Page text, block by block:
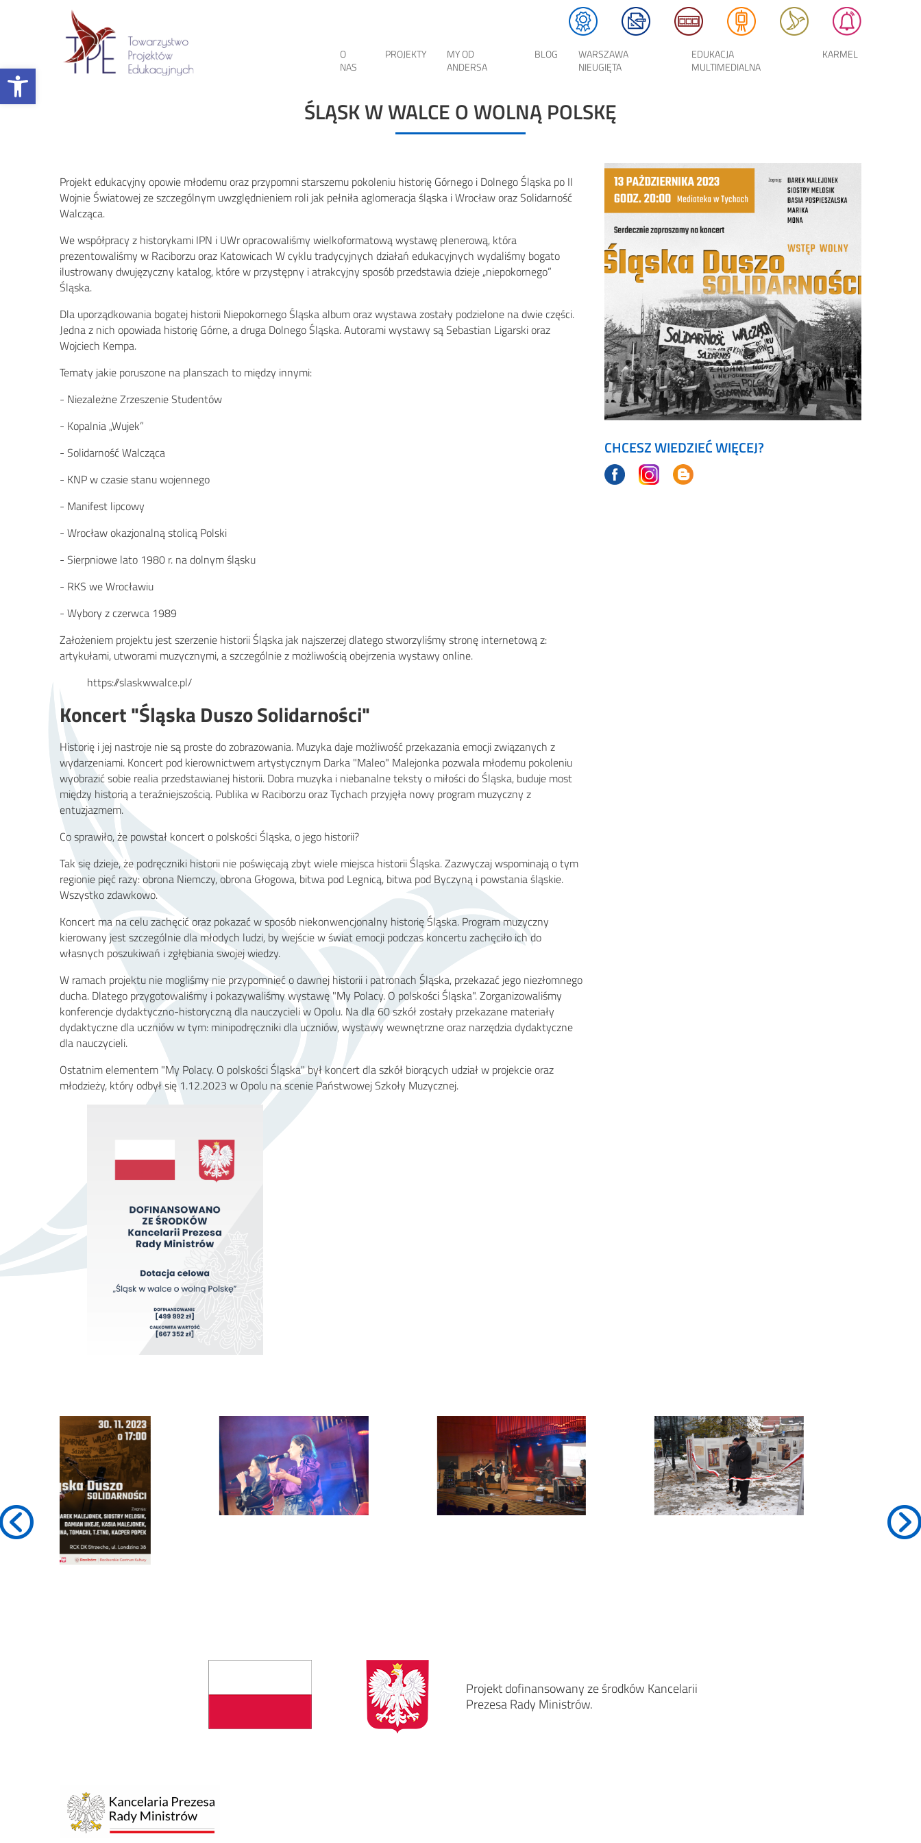
Otwórz pasek narzędzi
O
NAS
PROJEKTY
MY OD
ANDERSA
BLOG
WARSZAWA
NIEUGIĘTA
EDUKACJA
MULTIMEDIALNA
KARMEL
ŚLĄSK W WALCE O WOLNĄ POLSKĘ
Projekt edukacyjny opowie młodemu oraz przypomni starszemu pokoleniu historię Górnego i Dolnego Śląska po II
Wojnie Światowej ze szczególnym uwzględnieniem roli jak pełniła aglomeracja śląska i Wrocław oraz Solidarność
Walcząca.
We współpracy z historykami IPN i UWr opracowaliśmy wielkoformatową wystawę plenerową, która
prezentowaliśmy w Raciborzu oraz Katowicach W cyklu tradycyjnych działań edukacyjnych wydaliśmy bogato
ilustrowany dwujęzyczny katalog, które w przystępny i atrakcyjny sposób przedstawia dzieje „niepokornego”
Śląska.
Dla uporządkowania bogatej historii Niepokornego Śląska album oraz wystawa zostały podzielone na dwie części.
Jedna z nich opowiada historię Górne, a druga Dolnego Śląska. Autorami wystawy są Sebastian Ligarski oraz
Wojciech Kempa.
Tematy jakie poruszone na planszach to między innymi:
- Niezależne Zrzeszenie Studentów
- Kopalnia „Wujek”
- Solidarność Walcząca
- KNP w czasie stanu wojennego
- Manifest lipcowy
- Wrocław okazjonalną stolicą Polski
- Sierpniowe lato 1980 r. na dolnym śląsku
- RKS we Wrocławiu
- Wybory z czerwca 1989
Założeniem projektu jest szerzenie historii Śląska jak najszerzej dlatego stworzyliśmy stronę internetową z:
artykułami, utworami muzycznymi, a szczególnie z możliwością obejrzenia wystawy online.
https://slaskwwalce.pl/
Koncert "Śląska Duszo Solidarności"
Historię i jej nastroje nie są proste do zobrazowania. Muzyka daje możliwość przekazania emocji związanych z
wydarzeniami. Koncert pod kierownictwem artystycznym Darka "Maleo" Malejonka pozwala młodemu pokoleniu
wyobrazić sobie realia przedstawianej historii. Dobra muzyka i niebanalne teksty o miłości do Śląska, buduje most
między historią a teraźniejszością. Publika w Raciborzu oraz Tychach przyjęła nowy program muzyczny z
entuzjazmem.
Co sprawiło, że powstał koncert o polskości Śląska, o jego historii?
Tak się dzieje, że podręczniki historii nie poświęcają zbyt wiele miejsca historii Śląska. Zazwyczaj wspominają o tym
regionie pięć razy: obrona Niemczy, obrona Głogowa, bitwa pod Legnicą, bitwa pod Byczyną i powstania śląskie.
Wszystko zdawkowo.
Koncert ma na celu zachęcić oraz pokazać w sposób niekonwencjonalny historię Śląska. Program muzyczny
kierowany jest szczególnie dla młodych ludzi, by wejście w świat emocji podczas koncertu zachęciło ich do
własnych poszukiwań i zgłębiania swojej wiedzy.
W ramach projektu nie mogliśmy nie przypomnieć o dawnej historii i patronach Śląska, przekazać jego niezłomnego
ducha. Dlatego przygotowaliśmy i pokazywaliśmy wystawę "My Polacy. O polskości Śląska". Zorganizowaliśmy
konferencje dydaktyczno-historyczną dla nauczycieli w Opolu. Na dla 60 szkół zostały przekazane materiały
dydaktyczne dla uczniów w tym: minipodręczniki dla uczniów, wystawy wewnętrzne oraz narzędzia dydaktyczne
dla nauczycieli.
Ostatnim elementem "My Polacy. O polskości Śląska" był koncert dla szkół biorących udział w projekcie oraz
młodzieży, który odbył się 1.12.2023 w Opolu na scenie Państwowej Szkoły Muzycznej.
CHCESZ WIEDZIEĆ WIĘCEJ?
Projekt dofinansowany ze środków Kancelarii
Prezesa Rady Ministrów.